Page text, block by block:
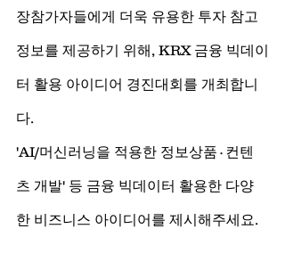
장참가자들에게 더욱 유용한 투자 참고
정보를 제공하기 위해, KRX 금융 빅데이
터 활용 아이디어 경진대회를 개최합니
다.
'AI/머신러닝을 적용한 정보상품∙컨텐
츠 개발' 등 금융 빅데이터 활용한 다양
한 비즈니스 아이디어를 제시해주세요.